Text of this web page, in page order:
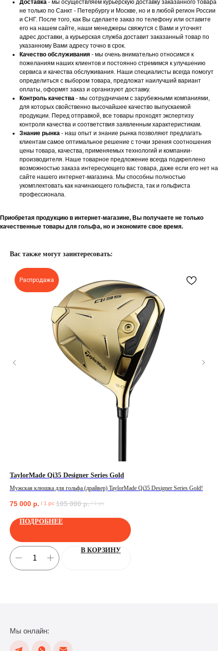
Доставка - мы осуществляем курьерскую доставку заказанного товара
не только по Санкт - Петербургу и Москве, но и в любой регион России
и СНГ. После того, как Вы сделаете заказ по телефону или оставите
его на нашем сайте, наши менеджеры свяжутся с Вами и уточнят
адрес доставки, а курьерская служба доставит заказанный товар по
указанному Вами адресу точно в срок.
Качество обслуживания - мы очень внимательно относимся к
пожеланиям наших клиентов и постоянно стремимся к улучшению
сервиса и качества обслуживания. Наши специалисты всегда помогут
определиться с выбором товара, предложат наилучший вариант
оплаты, оформят заказ и организуют доставку.
Контроль качества - мы сотрудничаем с зарубежными компаниями,
для которых свойственно высочайшее качество выпускаемой
продукции. Перед отправкой, все товары проходят экспертизу
контроля качества и соответствия заявленным характеристикам.
Знание рынка - наш опыт и знание рынка позволяют предлагать
клиентам самое оптимальное решение с точки зрения соотношения
цены товара, качества, применяемых технологий и компании-
производителя. Наше товарное предложение всегда подкреплено
возможностью заказа интересующего вас товара, даже если его нет на
сайте нашего интернет-магазина. Мы способны полностью
укомплектовать как начинающего гольфиста, так и гольфиста
профессионала.
Приобретая продукцию в интернет-магазине, Вы получаете не только
качественные товары для гольфа, но и экономите свое время.
Вас также могут заинтересовать:
Распродажа
TaylorMade Qi35 Designer Series Gold
Мужская клюшка для гольфа (драйвер) TaylorMade Qi35 Designer Series Gold!
75 000 р. / 1 pc 105 000 р. / 1 pc
ПОДРОБНЕЕ
В КОРЗИНУ
Мы онлайн: